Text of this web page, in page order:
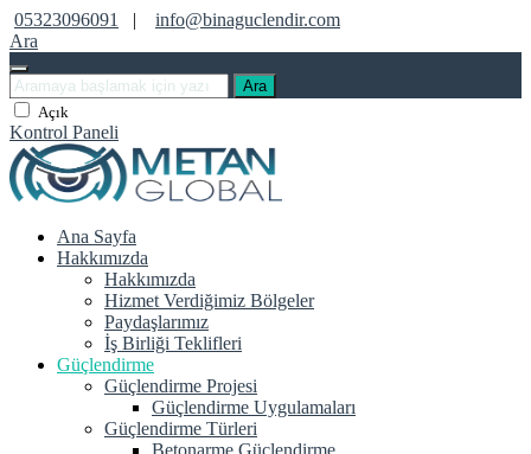
05323096091 |
info@binaguclendir.com
Ara
Ara
Açık
Kontrol Paneli
Ana Sayfa
Hakkımızda
Hakkımızda
Hizmet Verdiğimiz Bölgeler
Paydaşlarımız
İş Birliği Teklifleri
Güçlendirme
Güçlendirme Projesi
Güçlendirme Uygulamaları
Güçlendirme Türleri
Betonarme Güçlendirme